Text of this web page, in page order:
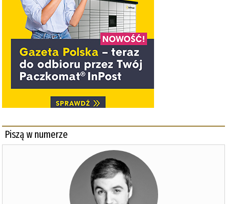
Piszą w numerze